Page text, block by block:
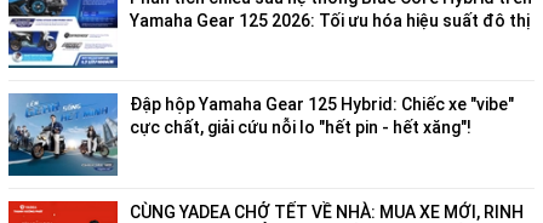
Yamaha Gear 125 2026: Tối ưu hóa hiệu suất đô thị
Đập hộp Yamaha Gear 125 Hybrid: Chiếc xe "vibe"
cực chất, giải cứu nỗi lo "hết pin - hết xăng"!
CÙNG YADEA CHỞ TẾT VỀ NHÀ: MUA XE MỚI, RINH